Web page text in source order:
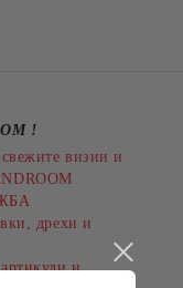
!
визии и
дрехи и
и